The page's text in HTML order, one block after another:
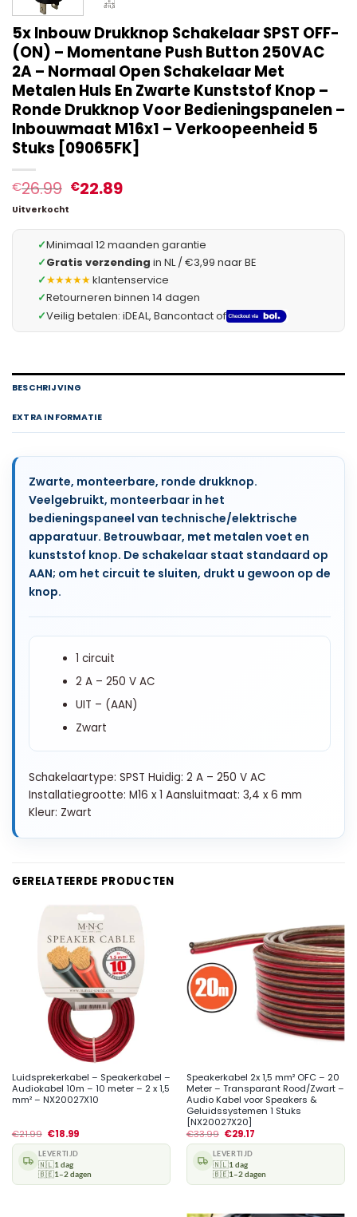
5x Inbouw Drukknop Schakelaar SPST OFF-
(ON) – Momentane Push Button 250VAC
2A – Normaal Open Schakelaar Met
Metalen Huls En Zwarte Kunststof Knop –
Ronde Drukknop Voor Bedieningspanelen –
Inbouwmaat M16x1 – Verkoopeenheid 5
Stuks [09065FK]
€26.99 €22.89
Uitverkocht
✓Minimaal 12 maanden garantie
✓Gratis verzending in NL / €3,99 naar BE
✓★★★★★klantenservice
✓Retourneren binnen 14 dagen
✓Veilig betalen: iDEAL, Bancontact of
BESCHRIJVING
EXTRA INFORMATIE
Zwarte, monteerbare, ronde drukknop.
Veelgebruikt, monteerbaar in het
bedieningspaneel van technische/elektrische
apparatuur. Betrouwbaar, met metalen voet en
kunststof knop. De schakelaar staat standaard op
AAN; om het circuit te sluiten, drukt u gewoon op de
knop.
1 circuit
2 A – 250 V AC
UIT – (AAN)
Zwart
Schakelaartype: SPST Huidig: 2 A – 250 V AC
Installatiegrootte: M16 x 1 Aansluitmaat: 3,4 x 6 mm
Kleur: Zwart
GERELATEERDE PRODUCTEN
Luidsprekerkabel – Speakerkabel –
Audiokabel 10m – 10 meter – 2 x 1,5
mm² – NX20027X10
€21.99 €18.99
LEVERTIJD
🇳🇱1 dag
🇧🇪1–2 dagen
Speakerkabel 2x 1,5 mm² OFC – 20
Meter – Transparant Rood/Zwart –
Audio Kabel voor Speakers &
Geluidssystemen 1 Stuks
[NX20027X20]
€33.99 €29.17
LEVERTIJD
🇳🇱1 dag
🇧🇪1–2 dagen